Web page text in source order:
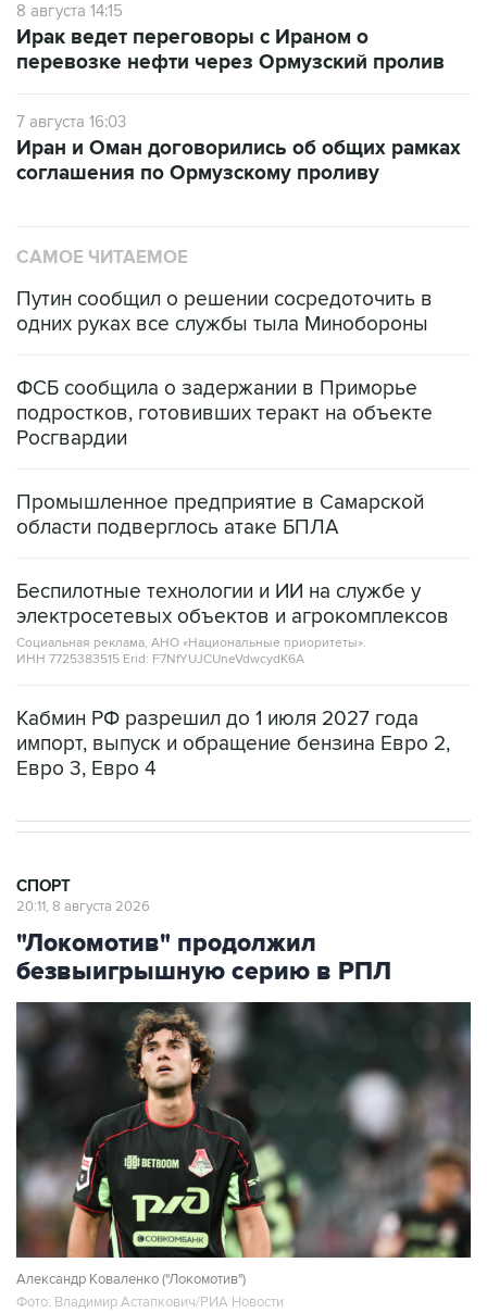
8 августа 14:15
Ирак ведет переговоры с Ираном о
перевозке нефти через Ормузский пролив
7 августа 16:03
Иран и Оман договорились об общих рамках
соглашения по Ормузскому проливу
САМОЕ ЧИТАЕМОЕ
Путин сообщил о решении сосредоточить в
одних руках все службы тыла Минобороны
ФСБ сообщила о задержании в Приморье
подростков, готовивших теракт на объекте
Росгвардии
Промышленное предприятие в Самарской
области подверглось атаке БПЛА
Беспилотные технологии и ИИ на службе у
электросетевых объектов и агрокомплексов
Социальная реклама, АНО «Национальные приоритеты».
ИНН 7725383515 Erid: F7NfYUJCUneVdwcydK6A
Кабмин РФ разрешил до 1 июля 2027 года
импорт, выпуск и обращение бензина Евро 2,
Евро 3, Евро 4
СПОРТ
20:11, 8 августа 2026
"Локомотив" продолжил
безвыигрышную серию в РПЛ
Александр Коваленко ("Локомотив")
Фото: Владимир Астапкович/РИА Новости